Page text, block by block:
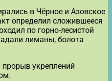
в Чёрное и Азовское
определил сложившееся
по горно-лесистой
лиманы, болота
прорыв укреплений